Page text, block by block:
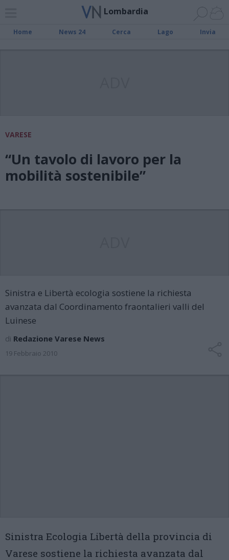
Lombardia
Home News 24 Cerca Lago Invia
VARESE
“Un tavolo di lavoro per la
mobilità sostenibile”
Sinistra e Libertà ecologia sostiene la richiesta
avanzata dal Coordinamento fraontalieri valli del
Luinese
di Redazione Varese News
19 Febbraio 2010
Sinistra Ecologia Libertà della provincia di
Varese sostiene la richiesta avanzata dal